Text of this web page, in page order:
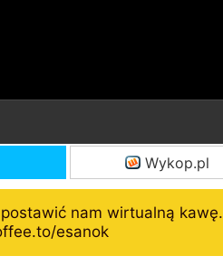
Wykop.pl
nam wirtualną kawę.
esanok